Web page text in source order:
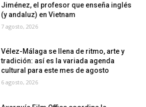
Jiménez, el profesor que enseña inglés
(y andaluz) en Vietnam
7 agosto, 2026
Vélez-Málaga se llena de ritmo, arte y
tradición: así es la variada agenda
cultural para este mes de agosto
6 agosto, 2026